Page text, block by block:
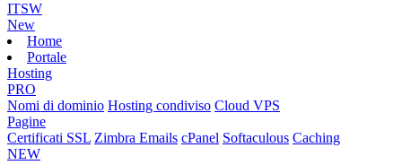
ITSW
New
Home
Portale
Hosting
PRO
Nomi di dominio Hosting condiviso Cloud VPS
Pagine
Certificati SSL Zimbra Emails cPanel Softaculous Caching
NEW